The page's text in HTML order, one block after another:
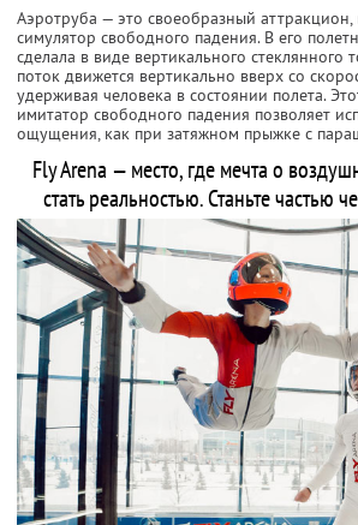
Аэротруба — это своеобразный
симулятор свободного падения. В его
сделала в виде вертикального стеклянного
поток движется вертикально вверх со
удерживая человека в состоянии полета.
имитатор свободного падения позволяет
ощущения, как при затяжном прыжке с
Fly Arena — место, где мечта о
стать реальностью. Станьте частью